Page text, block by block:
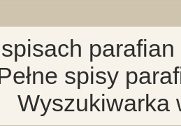
spisy
Wyszukiwarka